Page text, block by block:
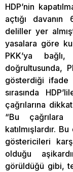
HDP’nin
açtığı
deliller yer
yasalara göre
PKK’ya
doğrultusunda,
gösterdiği ifade
sırasında
çağrılarına
“Bu
katılmışlardır.
göstericileri
olduğu
görüldüğü gibi,